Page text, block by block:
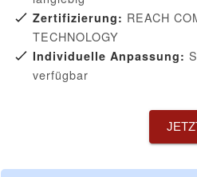
Zertifizierung: REACH
TECHNOLOGY
Individuelle Anpassung:
verfügbar